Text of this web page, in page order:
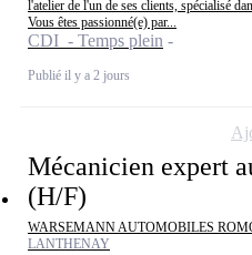
l'atelier de l'un de ses clients, spécialisé
Vous êtes passionné(e) par...
CDI - Temps plein
Publié il y a 2 jours
Mécanicien expert
(H/F)
WARSEMANN AUTOMOBILES
LANTHENAY